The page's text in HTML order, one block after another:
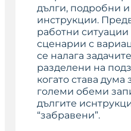
дълги, подробни
инструкции.
работни
сценарии с
се налага
разделени на
когато става дума
големи обеми
дългите
“забравени”.